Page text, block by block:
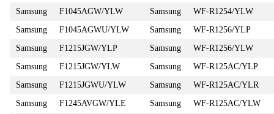
Samsung
F1045AGW/YLW Samsung
WF-R1254/YLW
Samsung
F1045AGWU/YLW Samsung
WF-R1256/YLP
Samsung
F1215JGW/YLP Samsung
WF-R1256/YLW
Samsung
F1215JGW/YLW Samsung
WF-R125AC/YLP
Samsung
F1215JGWU/YLW Samsung
WF-R125AC/YLR
Samsung
F1245AVGW/YLE Samsung
WF-R125AC/YLW